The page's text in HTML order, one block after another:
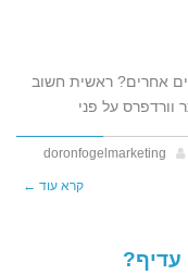
אחרים? ראשית חשוב
וורדפרס על פני
doronfogelmarketing
קרא עוד ←
עדיף?